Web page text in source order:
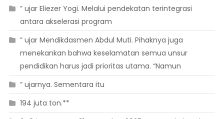
” ujar Eliezer Yogi. Melalui pendekatan terintegrasi
antara akselerasi program
” ujar Mendikdasmen Abdul Muti. Pihaknya juga
menekankan bahwa keselamatan semua unsur
pendidikan harus jadi prioritas utama. “Namun
” ujarnya. Sementara itu
194 juta ton.**